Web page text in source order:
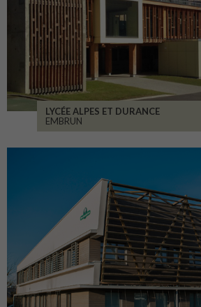
LYCÉE ALPES ET DURANCE
EMBRUN